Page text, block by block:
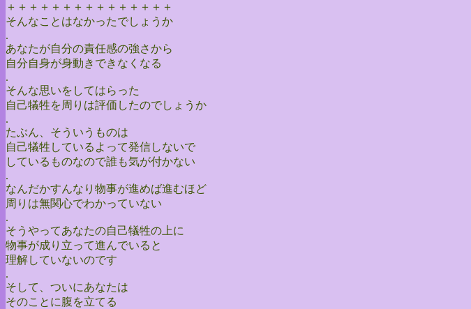
＋＋＋＋＋＋＋＋＋＋＋＋＋＋＋
そんなことはなかったでしょうか
.
あなたが自分の責任感の強さから
自分自身が身動きできなくなる
.
そんな思いをしてはらった
自己犠牲を周りは評価したのでしょうか
.
たぶん、そういうものは
自己犠牲しているよって発信しないで
しているものなので誰も気が付かない
.
なんだかすんなり物事が進めば進むほど
周りは無関心でわかっていない
.
そうやってあなたの自己犠牲の上に
物事が成り立って進んでいると
理解していないのです
.
そして、ついにあなたは
そのことに腹を立てる